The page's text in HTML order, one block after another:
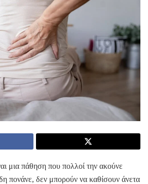
μια πάθηση που πολλοί την ακούνε
πονάνε, δεν μπορούν να καθίσουν άνετα